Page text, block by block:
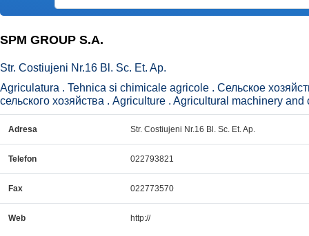
SPM GROUP S.A.
Str. Costiujeni Nr.16 Bl. Sc. Et. Ap.
Agriculatura . Tehnica si chimicale agricole . Сельское
сельского хозяйства . Agriculture . Agricultural machinery and
Adresa Str. Costiujeni Nr.16 Bl. Sc. Et. Ap.
Telefon 022793821
Fax 022773570
Web http://